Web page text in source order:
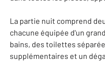
La partie nuit comprend
chacune équipée d'un
bains, des toilettes
supplémentaires et un